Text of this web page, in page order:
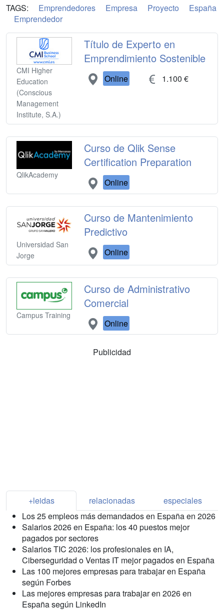
TAGS: Emprendedores Empresa Proyecto
España
Emprendedor
CMI Higher
Education
(Conscious
Management
Institute, S.A.)
Título de Experto en
Emprendimiento Sostenible
Online 1.100 €
QlikAcademy
Curso de Qlik Sense
Certification Preparation
Online
Universidad San
Jorge
Curso de Mantenimiento
Predictivo
Online
Campus Training
Curso de Administrativo
Comercial
Online
Publicidad
+leidas relacionadas
especiales
Los 25 empleos más demandados en España en 2026
Salarios 2026 en España: los 40 puestos mejor
pagados por sectores
Salarios TIC 2026: los profesionales en IA,
Ciberseguridad o Ventas IT mejor pagados en España
Las 100 mejores empresas para trabajar en España
según Forbes
Las mejores empresas para trabajar en 2026 en
España según LinkedIn